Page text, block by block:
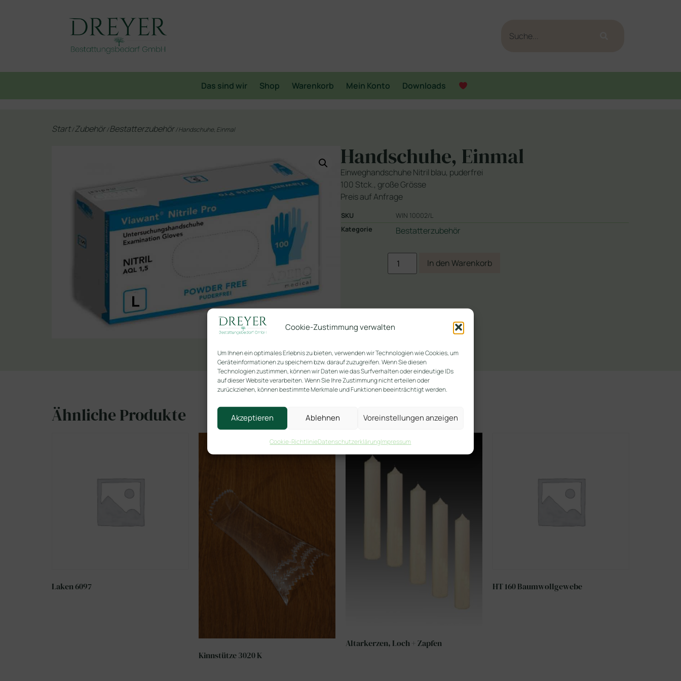
Cookie-Zustimmung verwalten
Um Ihnen ein optimales Erlebnis zu bieten, verwenden wir Technologien wie Cookies, um
Geräteinformationen zu speichern bzw. darauf zuzugreifen. Wenn Sie diesen
Technologien zustimmen, können wir Daten wie das Surfverhalten oder eindeutige IDs
auf dieser Website verarbeiten. Wenn Sie Ihre Zustimmung nicht erteilen oder
zurückziehen, können bestimmte Merkmale und Funktionen beeinträchtigt werden.
Akzeptieren Ablehnen Voreinstellungen anzeigen
Cookie-RichtlinieDatenschutzerklärungImpressum
Das sind wir Shop Warenkorb Mein Konto Downloads
Start/Zubehör/Bestatterzubehör/ Handschuhe, Einmal
Handschuhe, Einmal
Einweghandschuhe Nitril blau, puderfrei
100 Stck., große Grösse
Preis auf Anfrage
SKU
WIN 10002/L
Kategorie
Bestatterzubehör
In den Warenkorb
Ähnliche Produkte
Laken 6097
Kinnstütze 3020 K
Altarkerzen, Loch + Zapfen
HT 160 Baumwollgewebe